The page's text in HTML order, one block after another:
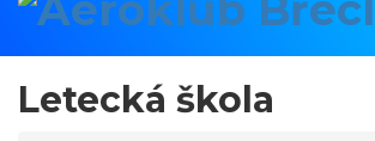
Letecká škola